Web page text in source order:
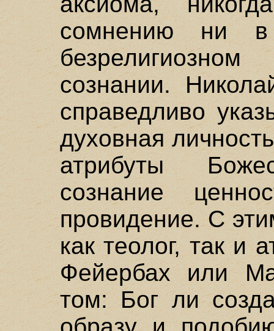
сомнению ни
сознании.
справедливо
духовная
атрибуты
сознание
провидение. С
как теолог, так и
Фейербах или
том: Бог ли